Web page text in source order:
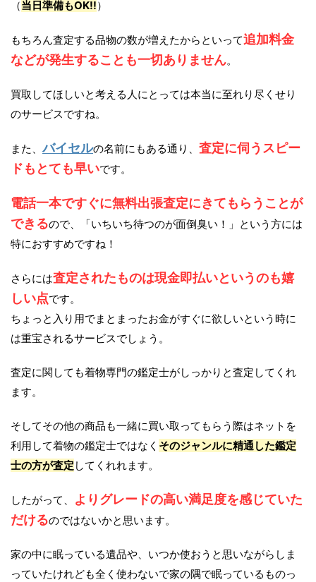
（当日準備もOK!!）
もちろん査定する品物の数が増えたからといって追加料金
などが発生することも一切ありません。
買取してほしいと考える人にとっては本当に至れり尽くせり
のサービスですね。
また、バイセルの名前にもある通り、 査定に伺うスピー
ドもとても早いです。
電話一本ですぐに無料出張査定にきてもらうことが
できるので、「いちいち待つのが面倒臭い！」という方には
特におすすめですね！
さらには査定されたものは現金即払いというのも嬉
しい点です。
ちょっと入り用でまとまったお金がすぐに欲しいという時に
は重宝されるサービスでしょう。
査定に関しても着物専門の鑑定士がしっかりと査定してくれ
ます。
そしてその他の商品も一緒に買い取ってもらう際はネットを
利用して着物の鑑定士ではなく そのジャンルに精通した鑑定
士の方が査定 してくれれます。
したがって、
よりグレードの高い満足度を感じていた
だけるのではないかと思います。
家の中に眠っている遺品や、いつか使おうと思いながらしま
っていたけれども全く使わないで家の隅で眠っているものっ